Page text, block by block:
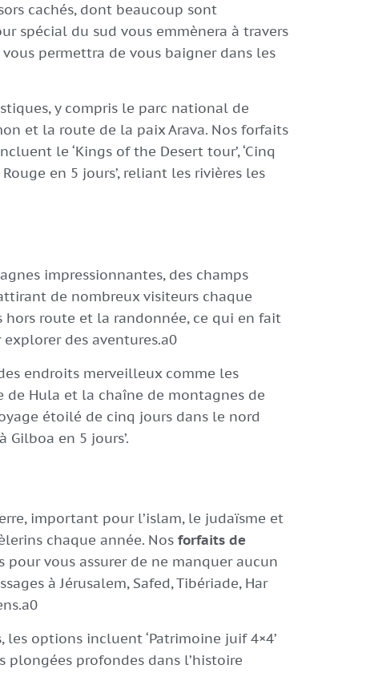
cachés, dont beaucoup sont
spécial du sud vous emmènera à travers
permettra de vous baigner dans les
y compris le parc national de
et la route de la paix Arava. Nos forfaits
le ‘Kings of the Desert tour’, ‘Cinq
en 5 jours’, reliant les rivières les
impressionnantes, des champs
de nombreux visiteurs chaque
hors route et la randonnée, ce qui en fait
des aventures.a0
endroits merveilleux comme les
de Hula et la chaîne de montagnes de
étoilé de cinq jours dans le nord
Gilboa en 5 jours’.
important pour l’islam, le judaïsme et
chaque année. Nosforfaits de
vous assurer de ne manquer aucun
à Jérusalem, Safed, Tibériade, Har
options incluent ‘Patrimoine juif 4×4’
plongées profondes dans l’histoire